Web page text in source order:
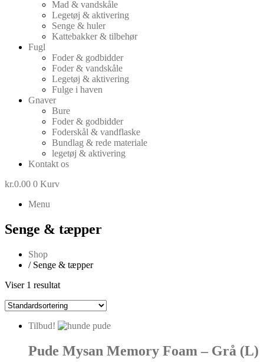
Mad & vandskåle
Legetøj & aktivering
Senge & huler
Kattebakker & tilbehør
Fugl
Foder & godbidder
Foder & vandskåle
Legetøj & aktivering
Fulge i haven
Gnaver
Bure
Foder & godbidder
Foderskål & vandflaske
Bundlag & rede materiale
legetøj & aktivering
Kontakt os
kr.0.00 0 Kurv
Menu
Senge & tæpper
Shop
/ Senge & tæpper
Viser 1 resultat
Tilbud!
Pude Mysan Memory Foam – Grå (L)